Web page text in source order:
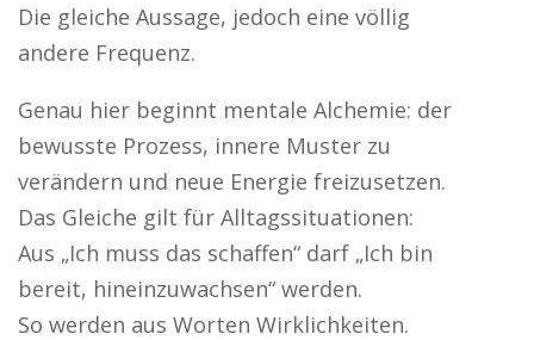
Die gleiche Aussage, jedoch eine völlig
andere Frequenz.
Genau hier beginnt mentale Alchemie: der
bewusste Prozess, innere Muster zu
verändern und neue Energie freizusetzen.
Das Gleiche gilt für Alltagssituationen:
Aus „Ich muss das schaffen“ darf „Ich bin
bereit, hineinzuwachsen“ werden.
So werden aus Worten Wirklichkeiten.